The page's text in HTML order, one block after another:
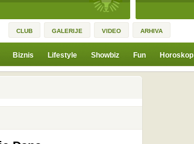
CLUB GALERIJE VIDEO ARHIVA
Biznis Lifestyle Showbiz Fun Horoskop